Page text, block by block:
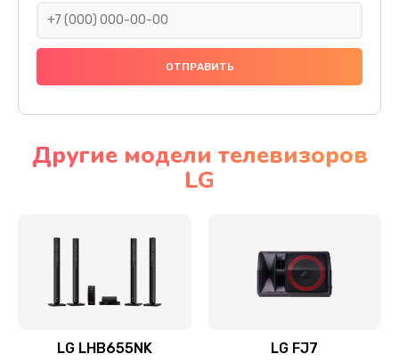
Прошивка
Ремонт механики привода
Ремонт / замена кнопок, клавиш, индикаторов,
Другие модели телевизоров
LG
LG LHB655NK LG FJ7